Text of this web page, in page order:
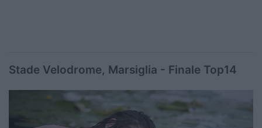
Stade Velodrome, Marsiglia - Finale Top14